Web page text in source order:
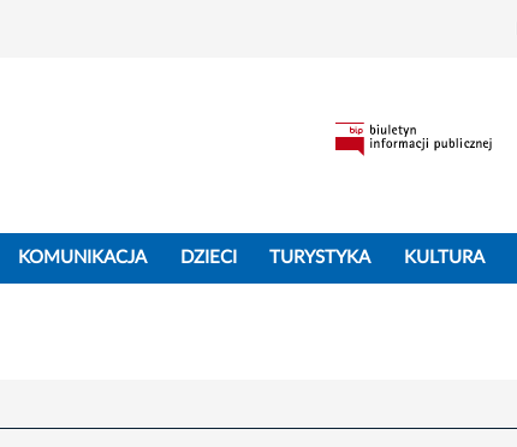
KOMUNIKACJA DZIECI TURYSTYKA KULTURA